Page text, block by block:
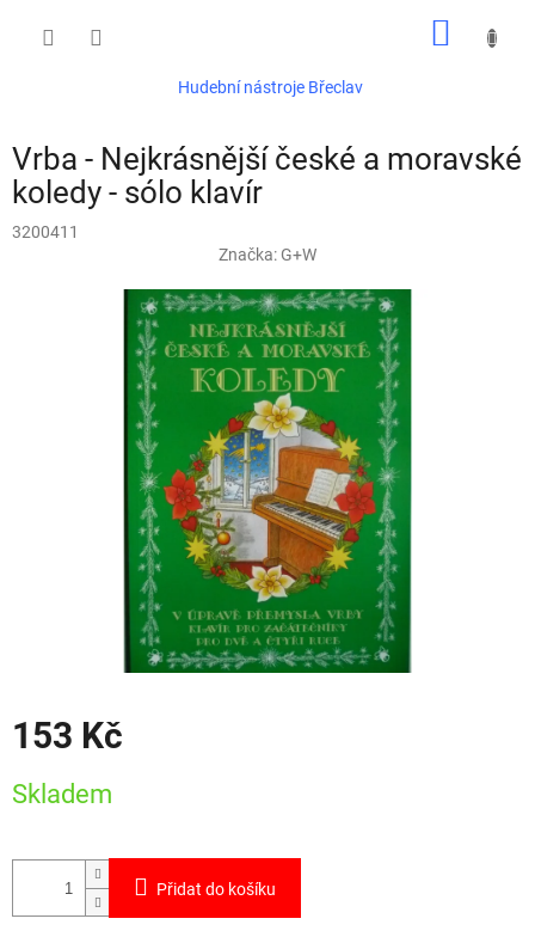
Hudební nástroje Břeclav
Vrba - Nejkrásnější české a moravské
koledy - sólo klavír
3200411
Značka: G+W
153 Kč
cena:
Skladem
Přidat do košíku